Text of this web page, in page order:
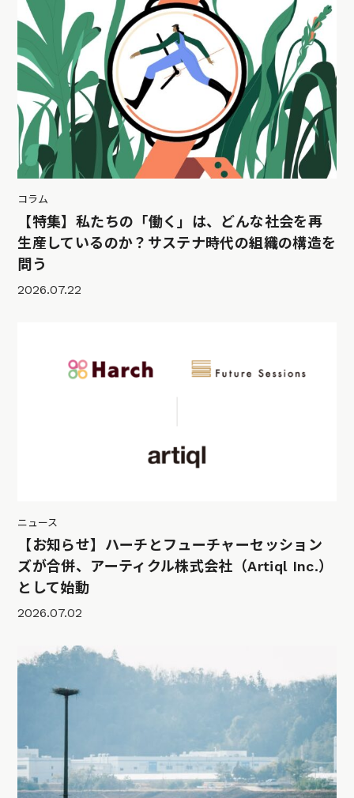
コラム
【特集】私たちの「働く」は、どんな社会を再
生産しているのか？サステナ時代の組織の構造を
問う
2026.07.22
ニュース
【お知らせ】ハーチとフューチャーセッション
ズが合併、アーティクル株式会社（Artiql Inc.）
として始動
2026.07.02